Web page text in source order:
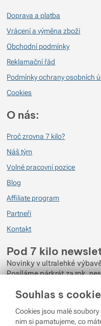
Souhlas s
Cookies jsou malé
nim si pamatujeme, co
Doprava a platba
Vrácení a výměna zboží
Obchodní podmínky
Reklamační řád
Podmínky ochrany osobních
Cookies
O nás:
Proč zrovna 7 kilo?
Náš tým
Volné pracovní pozice
Blog
Affiliate program
Partneři
Kontakt
Pod 7 kilo
Novinky v ultralehké
Posíláme párkrát za rok,
Zadejte váš e-mail
Odběrem newsletteru